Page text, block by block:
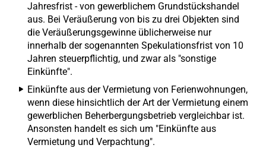
Jahresfrist - von gewerblichem Grundstückshandel
aus. Bei Veräußerung von bis zu drei Objekten sind
die Veräußerungsgewinne üblicherweise nur
innerhalb der sogenannten Spekulationsfrist von 10
Jahren steuerpflichtig, und zwar als "sonstige
Einkünfte".
Einkünfte aus der Vermietung von Ferienwohnungen,
wenn diese hinsichtlich der Art der Vermietung einem
gewerblichen Beherbergungsbetrieb vergleichbar ist.
Ansonsten handelt es sich um "Einkünfte aus
Vermietung und Verpachtung".